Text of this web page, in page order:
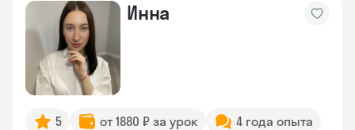
Инна
5 от 1880 ₽ за урок
4 года опыта